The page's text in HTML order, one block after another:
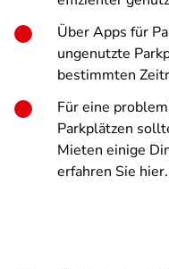
Über Apps für
ungenutzte
bestimmten
Für eine
Parkplätzen
Mieten einige
erfahren Sie hier.